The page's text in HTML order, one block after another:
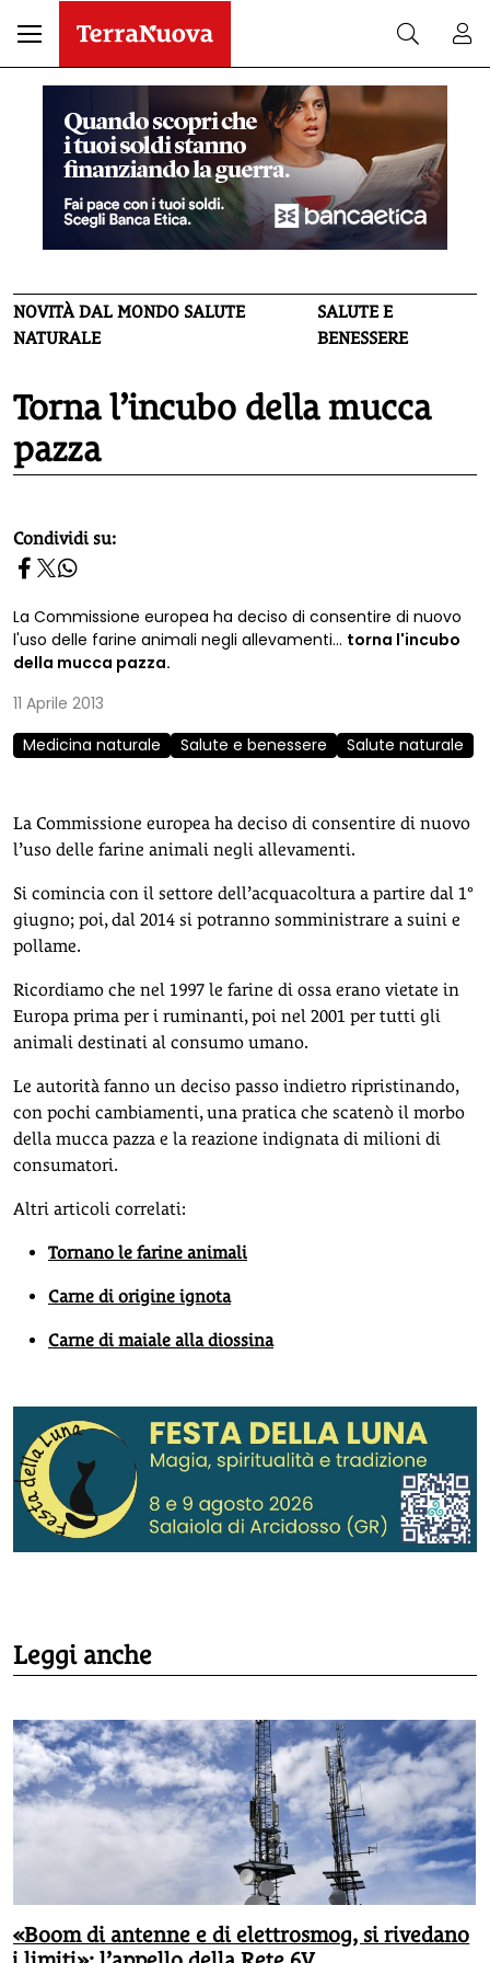
NOVITÀ DAL MONDO SALUTE
NATURALE
SALUTE E
BENESSERE
Torna l’incubo della mucca
pazza
homepage h2
Condividi su:
La Commissione europea ha deciso di consentire di nuovo
l'uso delle farine animali negli allevamenti... torna l'incubo
della mucca pazza.
11 Aprile 2013
Medicina naturale
Salute e benessere Salute naturale
La Commissione europea ha deciso di consentire di nuovo
l’uso delle farine animali negli allevamenti.
Si comincia con il settore dell’acquacoltura a partire dal 1°
giugno; poi, dal 2014 si potranno somministrare a suini e
pollame.
Ricordiamo che nel 1997 le farine di ossa erano vietate in
Europa prima per i ruminanti, poi nel 2001 per tutti gli
animali destinati al consumo umano.
Le autorità fanno un deciso passo indietro ripristinando,
con pochi cambiamenti, una pratica che scatenò il morbo
della mucca pazza e la reazione indignata di milioni di
consumatori.
Altri articoli correlati:
Tornano le farine animali
Carne di origine ignota
Carne di maiale alla diossina
Leggi anche
«Boom di antenne e di elettrosmog, si rivedano